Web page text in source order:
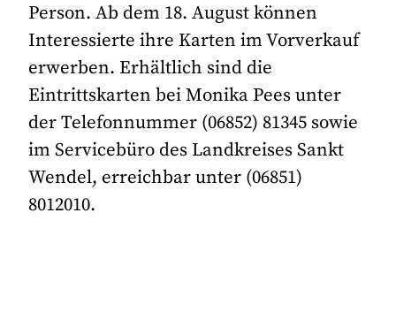
Person. Ab dem 18. August können
Interessierte ihre Karten im Vorverkauf
erwerben. Erhältlich sind die
Eintrittskarten bei Monika Pees unter
der Telefonnummer (06852) 81345 sowie
im Servicebüro des Landkreises Sankt
Wendel, erreichbar unter (06851)
8012010.